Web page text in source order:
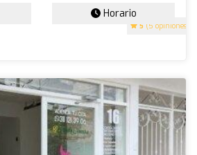
5 (5 opiniones)
Horario